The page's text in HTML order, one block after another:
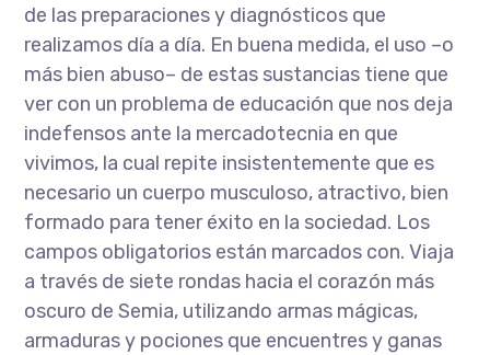
de las preparaciones y diagnósticos que
realizamos día a día. En buena medida, el uso –o
más bien abuso– de estas sustancias tiene que
ver con un problema de educación que nos deja
indefensos ante la mercadotecnia en que
vivimos, la cual repite insistentemente que es
necesario un cuerpo musculoso, atractivo, bien
formado para tener éxito en la sociedad. Los
campos obligatorios están marcados con. Viaja
a través de siete rondas hacia el corazón más
oscuro de Semia, utilizando armas mágicas,
armaduras y pociones que encuentres y ganas